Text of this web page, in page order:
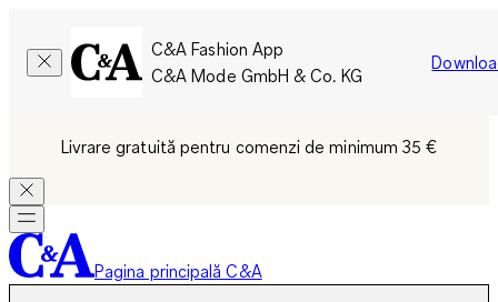
C&A Fashion App
C&A Mode GmbH & Co. KG
Livrare gratuită pentru comenzi de minimum 35 €
Pagina principală C&A